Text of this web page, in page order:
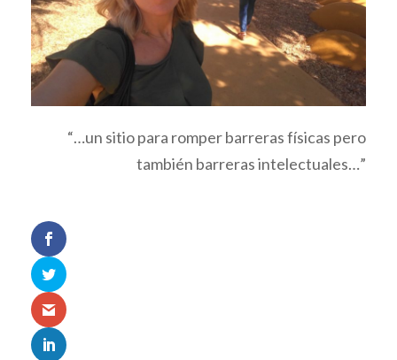
“…un sitio para romper barreras físicas pero
también barreras intelectuales…”